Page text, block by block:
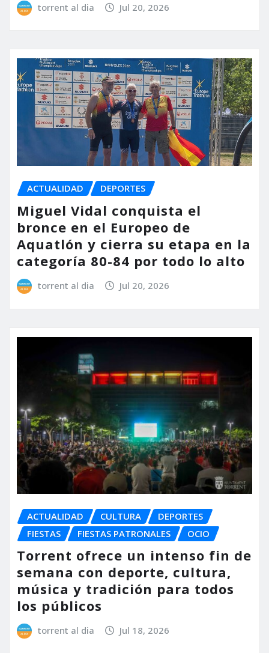
torrent al dia Jul 20, 2026
ACTUALIDAD DEPORTES
Miguel Vidal conquista el
bronce en el Europeo de
Aquatlón y cierra su etapa en la
categoría 80-84 por todo lo alto
torrent al dia Jul 20, 2026
ACTUALIDAD CULTURA
DEPORTES
FIESTAS
FIESTAS PATRONALES OCIO
Torrent ofrece un intenso fin de
semana con deporte, cultura,
música y tradición para todos
los públicos
torrent al dia Jul 18, 2026